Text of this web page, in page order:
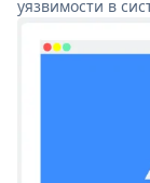
уязвимости в